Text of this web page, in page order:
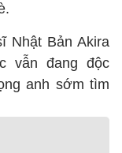
Nhật Bản Akira
vẫn đang độc
anh sớm tìm